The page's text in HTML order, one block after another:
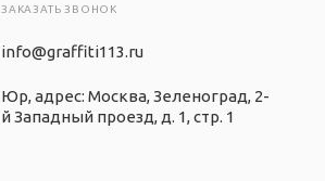
ЗАКАЗАТЬ ЗВОНОК
info@graffiti113.ru
Юр, адрес: Москва, Зеленоград, 2-
й Западный проезд, д. 1, стр. 1